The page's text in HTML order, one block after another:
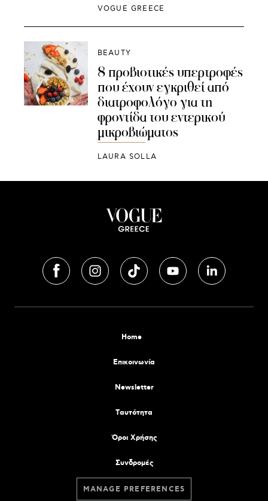
VOGUE GREECE
BEAUTY
8 προβιοτικές υπερτροφές
που έχουν εγκριθεί από
διατροφολόγο για τη
φροντίδα του εντερικού
μικροβιώματος
LAURA SOLLA
Home
Επικοινωνία
Newsletter
Tαυτότητα
Όροι Χρήσης
Συνδρομές
MANAGE PREFERENCES